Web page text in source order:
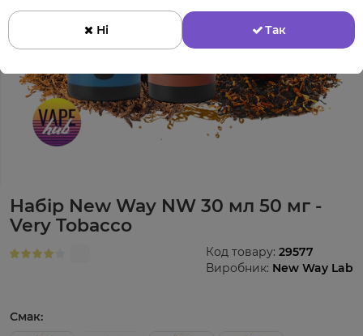
Набір New Way NW 30 мл 50 мг -
Very Tobacco
Виробник: New Way Lab
Код товару: 29577
Смак:
Ні Так